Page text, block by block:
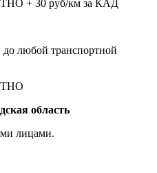
+ 30 руб/км за КАД
до любой транспортной
область
лицами.